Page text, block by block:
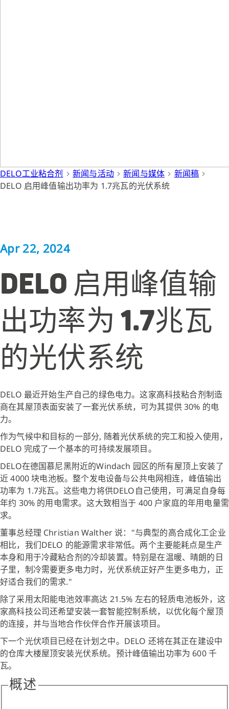
DELO工业粘合剂 新闻与活动 新闻与媒体
新闻稿
DELO 启用峰值输出功率为 1.7兆瓦的光伏系统
Apr 22, 2024
DELO 启用峰值输
出功率为 1.7兆瓦
的光伏系统
DELO 最近开始生产自己的绿色电力。这家高科技粘合剂制造
商在其屋顶表面安装了一套光伏系统，可为其提供 30% 的电
力。
作为气候中和目标的一部分, 随着光伏系统的完工和投入使用，
DELO 完成了一个基本的可持续发展项目。
DELO在德国慕尼黑附近的Windach 园区的所有屋顶上安装了
近 4000 块电池板。整个发电设备与公共电网相连，峰值输出
功率为 1.7兆瓦。这些电力将供DELO自己使用，可满足自身每
年约 30% 的用电需求。这大致相当于 400 户家庭的年用电量需
求。
董事总经理 Christian Walther 说："与典型的高合成化工企业
相比，我们DELO 的能源需求非常低。两个主要能耗点是生产
本身和用于冷藏粘合剂的冷却装置。特别是在温暖、晴朗的日
子里，制冷需要更多电力时，光伏系统正好产生更多电力，正
好适合我们的需求."
除了采用太阳能电池效率高达 21.5% 左右的轻质电池板外，这
家高科技公司还希望安装一套智能控制系统，以优化每个屋顶
的连接，并与当地合作伙伴合作开展该项目。
下一个光伏项目已经在计划之中。DELO 还将在其正在建设中
的仓库大楼屋顶安装光伏系统。预计峰值输出功率为 600 千
瓦。
概述